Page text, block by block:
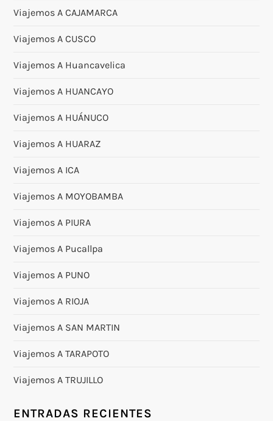
Viajemos A CAJAMARCA
Viajemos A CUSCO
Viajemos A Huancavelica
Viajemos A HUANCAYO
Viajemos A HUÁNUCO
Viajemos A HUARAZ
Viajemos A ICA
Viajemos A MOYOBAMBA
Viajemos A PIURA
Viajemos A Pucallpa
Viajemos A PUNO
Viajemos A RIOJA
Viajemos A SAN MARTIN
Viajemos A TARAPOTO
Viajemos A TRUJILLO
ENTRADAS RECIENTES